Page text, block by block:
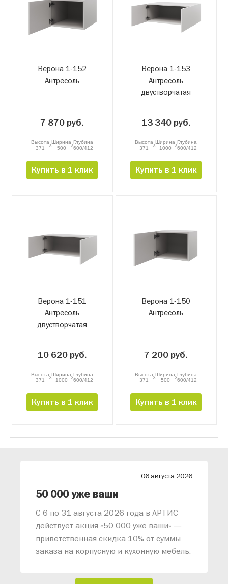
Верона 1-152
Антресоль
7 870 руб.
Высота
371
xШирина
500
xГлубина
600/412
Купить в 1 клик
Верона 1-153
Антресоль
двустворчатая
13 340 руб.
Высота
371
xШирина
1000
xГлубина
600/412
Купить в 1 клик
Верона 1-151
Антресоль
двустворчатая
10 620 руб.
Высота
371
xШирина
1000
xГлубина
600/412
Купить в 1 клик
Верона 1-150
Антресоль
7 200 руб.
Высота
371
xШирина
500
xГлубина
600/412
Купить в 1 клик
06 августа 2026
50 000 уже ваши
С 6 по 31 августа 2026 года в АРТИС
действует акция «50 000 уже ваши» —
приветственная скидка 10% от суммы
заказа на корпусную и кухонную мебель.